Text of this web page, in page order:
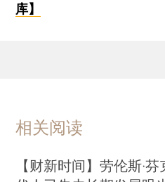
库】
相关阅读
【财新时间】劳伦斯·